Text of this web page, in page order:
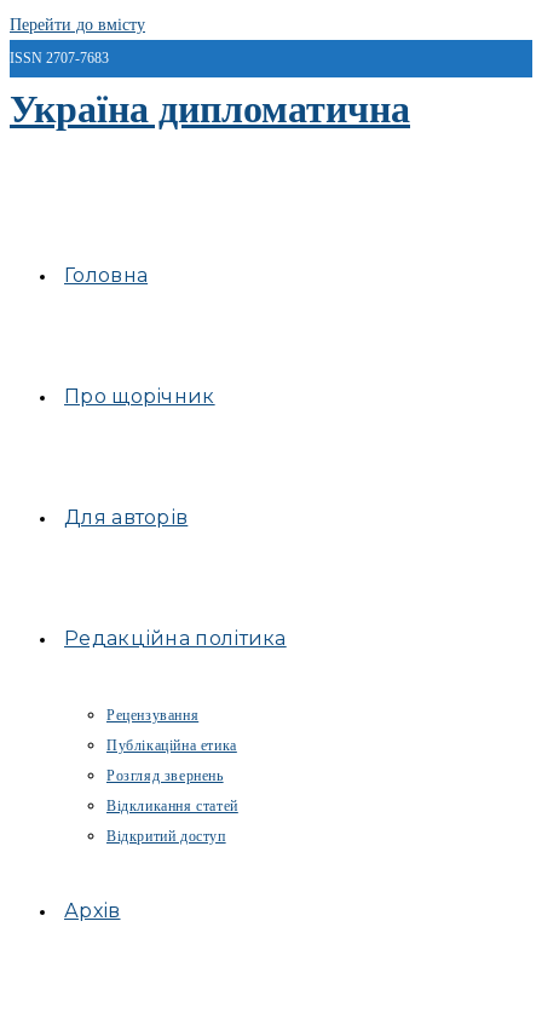
Перейти до вмісту
ISSN 2707-7683
Україна дипломатична
Головна
Про щорічник
Для авторів
Редакційна політика
Рецензування
Публікаційна етика
Розгляд звернень
Відкликання статей
Відкритий доступ
Архів